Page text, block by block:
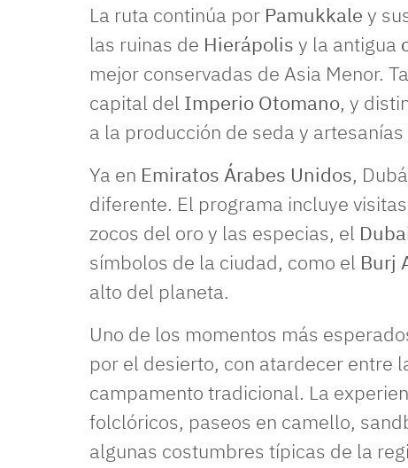
La ruta continúa por Pamukkale y
las ruinas de Hierápolis y la antigua
mejor conservadas de Asia Menor.
capital del Imperio Otomano, y
a la producción de seda y
Ya en Emiratos Árabes Unidos,
diferente. El programa incluye
zocos del oro y las especias, el
símbolos de la ciudad, como el Burj
alto del planeta.
Uno de los momentos más
por el desierto, con atardecer entre
campamento tradicional. La
folclóricos, paseos en camello,
algunas costumbres típicas de la